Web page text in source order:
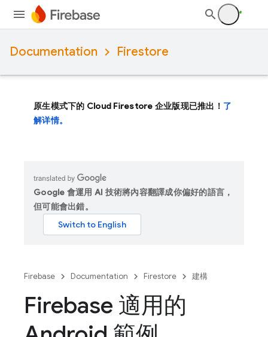
Documentation Firestore
原生模式下的 Cloud Firestore 企业版现已推出！ 了
解详情。
Google 會運用 AI 技術將內容翻譯成你偏好的語言，
但可能會出錯。
Firebase Documentation Firestore 建構
Firebase 適用的